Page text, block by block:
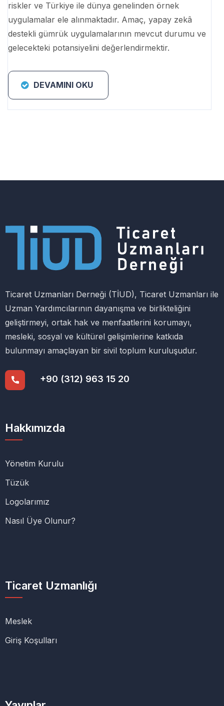
riskler ve Türkiye ile dünya genelinden örnek
uygulamalar ele alınmaktadır. Amaç, yapay zekâ
destekli gümrük uygulamalarının mevcut durumu ve
gelecekteki potansiyelini değerlendirmektir.
DEVAMINI OKU
Ticaret Uzmanları Derneği (TİUD), Ticaret Uzmanları ile
Uzman Yardımcılarının dayanışma ve birlikteliğini
geliştirmeyi, ortak hak ve menfaatlerini korumayı,
mesleki, sosyal ve kültürel gelişimlerine katkıda
bulunmayı amaçlayan bir sivil toplum kuruluşudur.
+90 (312) 963 15 20
Hakkımızda
Yönetim Kurulu
Tüzük
Logolarımız
Nasıl Üye Olunur?
Ticaret Uzmanlığı
Meslek
Giriş Koşulları